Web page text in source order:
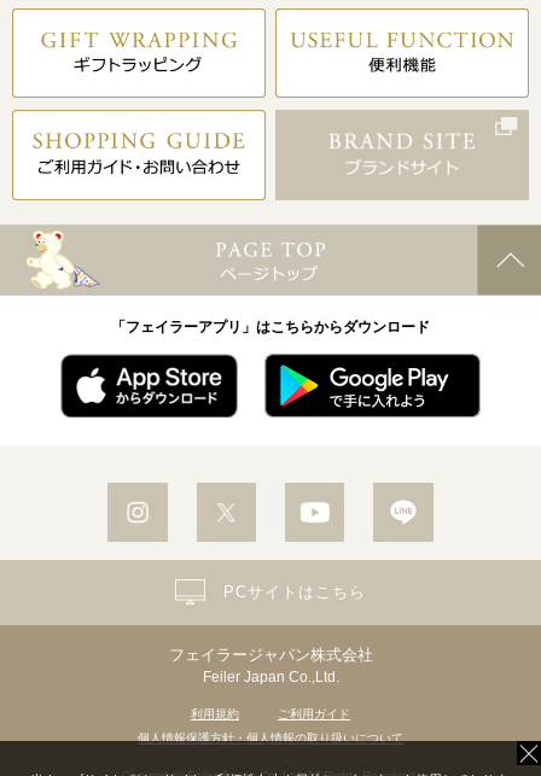
「フェイラーアプリ」はこちらからダウンロード
フェイラージャパン株式会社
Feiler Japan Co.,Ltd.
利用規約
ご利用ガイド
個人情報保護方針・個人情報の取り扱いについて
PCサイトはこちら